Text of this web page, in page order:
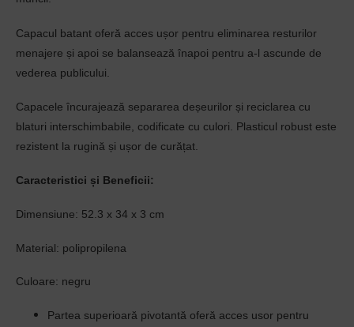
Capacul batant oferă acces ușor pentru eliminarea resturilor
menajere și apoi se balansează înapoi pentru a-l ascunde de
vederea publicului.
Capacele încurajează separarea deșeurilor și reciclarea cu
blaturi interschimbabile, codificate cu culori. Plasticul robust este
rezistent la rugină și ușor de curățat.
Caracteristici și Beneficii:
Dimensiune: 52.3 x 34 x 3 cm
Material: polipropilena
Culoare: negru
Partea superioară pivotantă oferă acces usor pentru